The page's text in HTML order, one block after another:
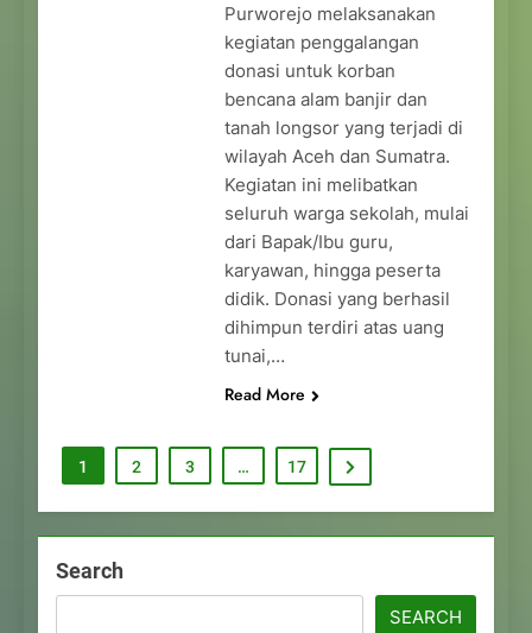
Purworejo melaksanakan
kegiatan penggalangan
donasi untuk korban
bencana alam banjir dan
tanah longsor yang terjadi di
wilayah Aceh dan Sumatra.
Kegiatan ini melibatkan
seluruh warga sekolah, mulai
dari Bapak/Ibu guru,
karyawan, hingga peserta
didik. Donasi yang berhasil
dihimpun terdiri atas uang
tunai,…
Read More
1 2 3 … 17
Search
SEARCH